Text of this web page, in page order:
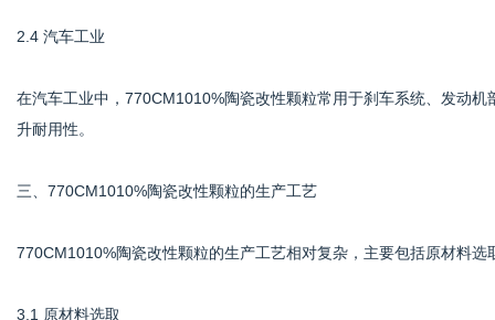
2.4 汽车工业
在汽车工业中，770CM1010%陶瓷改性颗粒常用于刹车系统、发动
升耐用性。
三、770CM1010%陶瓷改性颗粒的生产工艺
770CM1010%陶瓷改性颗粒的生产工艺相对复杂，主要包括原材料选
3.1 原材料选取